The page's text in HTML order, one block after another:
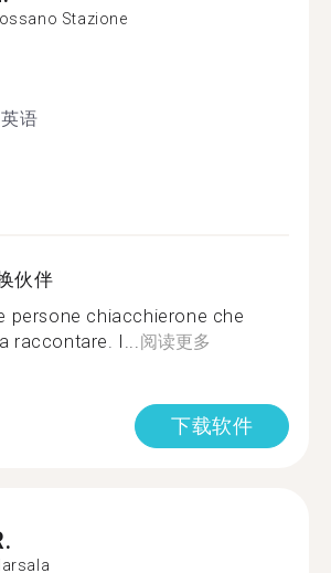
Stazione
英语
伙伴
persone chiacchierone che
raccontare. I...阅读更多
下载软件